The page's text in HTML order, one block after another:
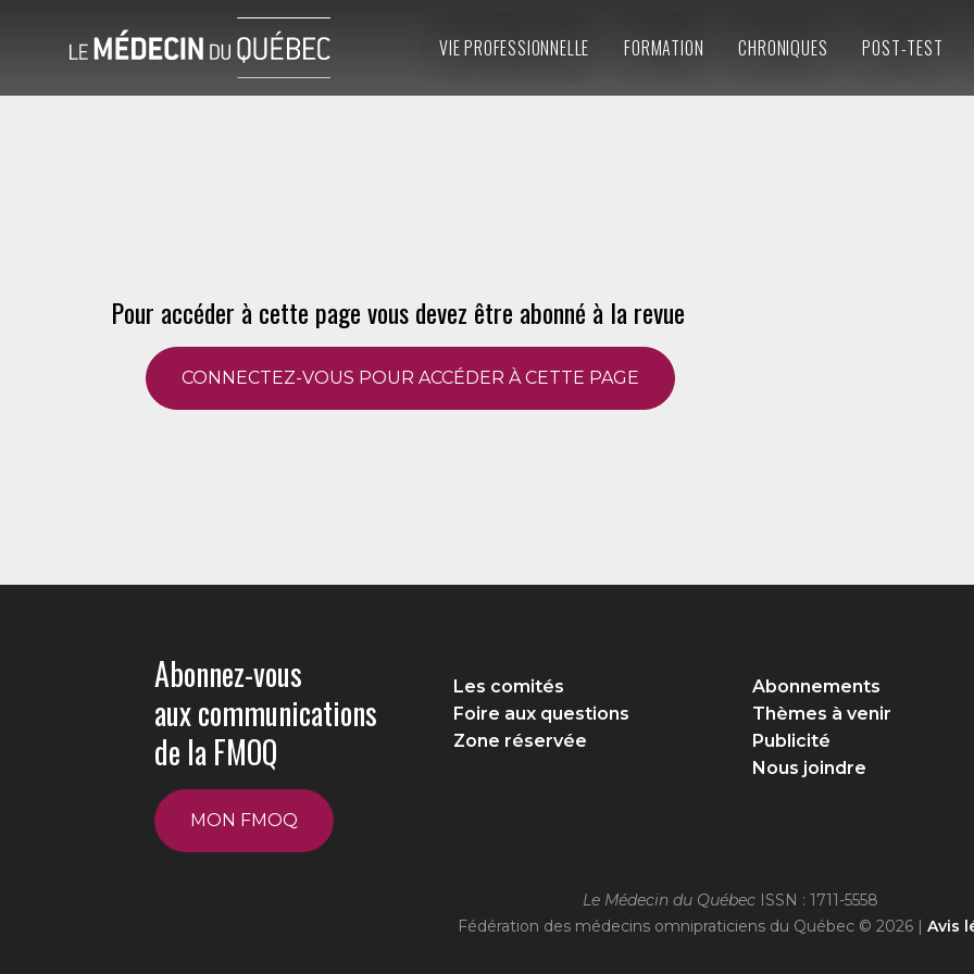
VIE PROFESSIONNELLE FORMATION CHRONIQUES POST-TEST
Pour accéder à cette page vous devez être abonné à la revue
CONNECTEZ-VOUS POUR ACCÉDER À CETTE PAGE
Abonnez-vous
aux communications
de la FMOQ
MON FMOQ
Les comités
Foire aux questions
Zone réservée
Abonnements
Thèmes à venir
Publicité
Nous joindre
Le Médecin du Québec ISSN : 1711-5558
Fédération des médecins omnipraticiens du Québec © 2026 | Avis